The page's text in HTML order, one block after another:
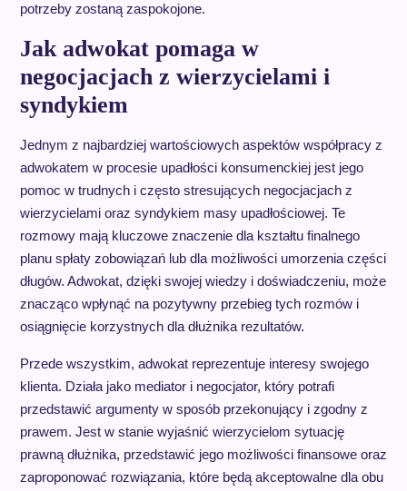
potrzeby zostaną zaspokojone.
Jak adwokat pomaga w
negocjacjach z wierzycielami i
syndykiem
Jednym z najbardziej wartościowych aspektów współpracy z
adwokatem w procesie upadłości konsumenckiej jest jego
pomoc w trudnych i często stresujących negocjacjach z
wierzycielami oraz syndykiem masy upadłościowej. Te
rozmowy mają kluczowe znaczenie dla kształtu finalnego
planu spłaty zobowiązań lub dla możliwości umorzenia części
długów. Adwokat, dzięki swojej wiedzy i doświadczeniu, może
znacząco wpłynąć na pozytywny przebieg tych rozmów i
osiągnięcie korzystnych dla dłużnika rezultatów.
Przede wszystkim, adwokat reprezentuje interesy swojego
klienta. Działa jako mediator i negocjator, który potrafi
przedstawić argumenty w sposób przekonujący i zgodny z
prawem. Jest w stanie wyjaśnić wierzycielom sytuację
prawną dłużnika, przedstawić jego możliwości finansowe oraz
zaproponować rozwiązania, które będą akceptowalne dla obu